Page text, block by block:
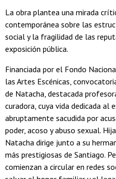
La obra plantea una mirada
contemporánea sobre las
social y la fragilidad de las
exposición pública.
Financiada por el Fondo
las Artes Escénicas,
de Natacha, destacada
curadora, cuya vida dedicada al
abruptamente sacudida por
poder, acoso y abuso sexual.
Natacha dirige junto a su
más prestigiosas de Santiago.
comienzan a circular en redes